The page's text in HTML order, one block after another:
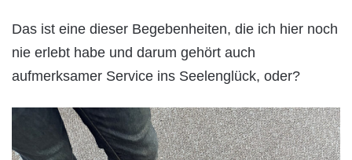
Das ist eine dieser Begebenheiten, die ich hier noch
nie erlebt habe und darum gehört auch
aufmerksamer Service ins Seelenglück, oder?